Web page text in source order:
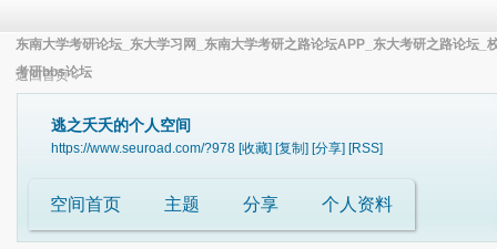
东南大学考研论坛_东大学习网_东南大学考研之路论坛APP_东大考研之路论坛
考研bbs论坛
返回首页
逃之夭夭的个人空间
https://www.seuroad.com/?978 [收藏] [复制] [分享] [RSS]
空间首页 主题 分享 个人资料